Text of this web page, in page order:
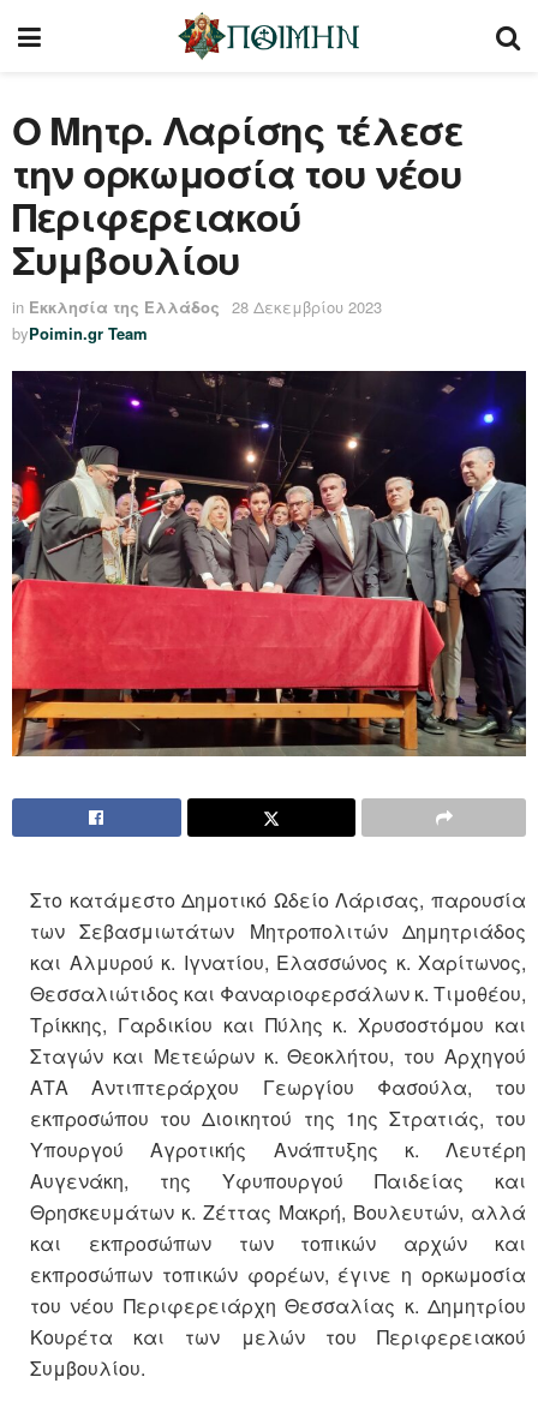
Ο Mητρ. Λαρίσης τέλεσε
την ορκωμοσία του νέου
Περιφερειακού
Συμβουλίου
in Εκκλησία της Ελλάδος 28 Δεκεμβρίου 2023
byPoimin.gr Team
Στο κατάμεστο Δημοτικό Ωδείο Λάρισας, παρουσία
των Σεβασμιωτάτων Μητροπολιτών Δημητριάδος
και Αλμυρού κ. Ιγνατίου, Ελασσώνος κ. Χαρίτωνος,
Θεσσαλιώτιδος και Φαναριοφερσάλων κ. Τιμοθέου,
Τρίκκης, Γαρδικίου και Πύλης κ. Χρυσοστόμου και
Σταγών και Μετεώρων κ. Θεοκλήτου, του Αρχηγού
ΑΤΑ Αντιπτεράρχου Γεωργίου Φασούλα, του
εκπροσώπου του Διοικητού της 1ης Στρατιάς, του
Υπουργού Αγροτικής Ανάπτυξης κ. Λευτέρη
Αυγενάκη, της Υφυπουργού Παιδείας και
Θρησκευμάτων κ. Ζέττας Μακρή, Βουλευτών, αλλά
και εκπροσώπων των τοπικών αρχών και
εκπροσώπων τοπικών φορέων, έγινε η ορκωμοσία
του νέου Περιφερειάρχη Θεσσαλίας κ. Δημητρίου
Κουρέτα και των μελών του Περιφερειακού
Συμβουλίου.